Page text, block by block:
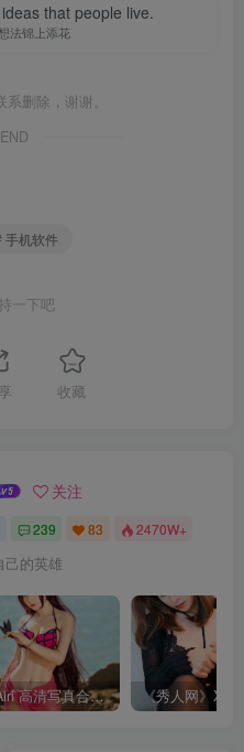
that people live.
法锦上添花
删除，谢谢。
手机软件
一下吧
收藏
关注
239 83 2470W+
己的英雄
仙九Airi 高清写真合集[持续更新]